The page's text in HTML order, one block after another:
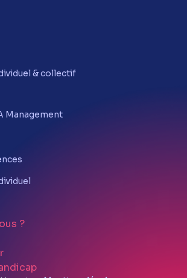
& collectif
Management
?